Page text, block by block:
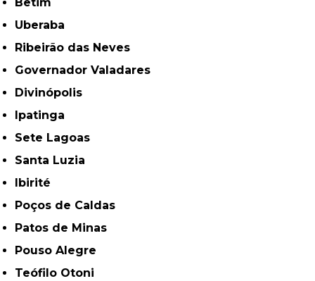
Betim
Uberaba
Ribeirão das Neves
Governador Valadares
Divinópolis
Ipatinga
Sete Lagoas
Santa Luzia
Ibirité
Poços de Caldas
Patos de Minas
Pouso Alegre
Teófilo Otoni